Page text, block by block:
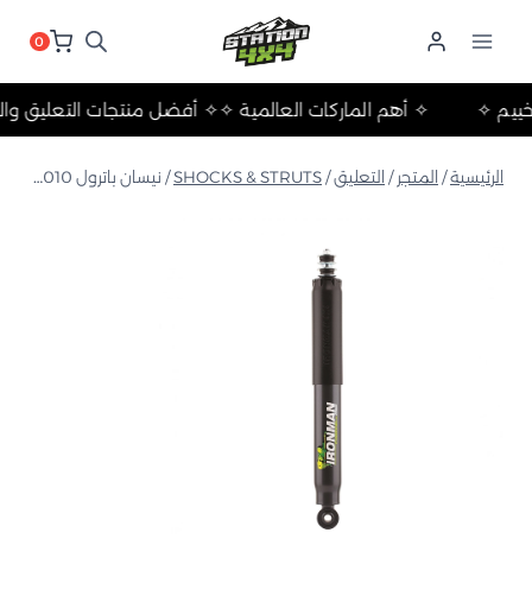
0
✧ أفضل منتجات✧ أهم الماركات العالمية ✧ والتخييم ✧
الرئيسية/ المتجر / التعليق/
SHOCKS & STRUTS
/ نيسان باترول Y62 2010+ ممتص صدمات خلوي رغوي خلفي